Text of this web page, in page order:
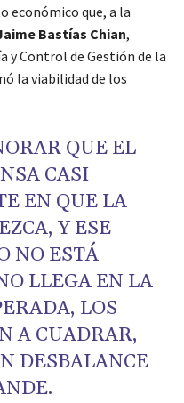
económico que, a la
Bastías Chian,
y Control de Gestión de la
la viabilidad de los
QUE EL
CASI
EN QUE LA
Y ESE
NO ESTÁ
LLEGA EN LA
LOS
A CUADRAR,
DESBALANCE